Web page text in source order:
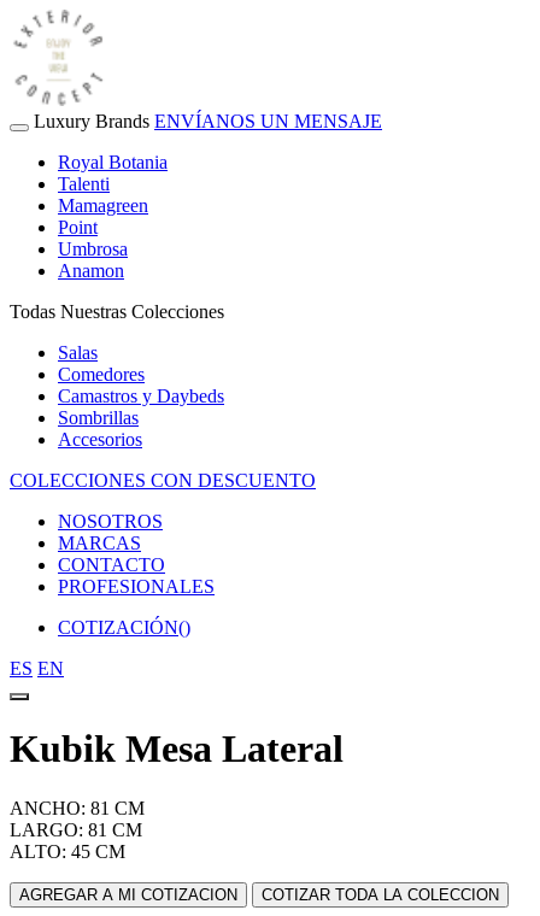
Luxury Brands ENVÍANOS UN MENSAJE
Royal Botania
Talenti
Mamagreen
Point
Umbrosa
Anamon
Todas Nuestras Colecciones
Salas
Comedores
Camastros y Daybeds
Sombrillas
Accesorios
COLECCIONES CON DESCUENTO
NOSOTROS
MARCAS
CONTACTO
PROFESIONALES
COTIZACIÓN()
ES EN
Kubik Mesa Lateral
ANCHO: 81 CM
LARGO: 81 CM
ALTO: 45 CM
AGREGAR A MI COTIZACION COTIZAR TODA LA COLECCION